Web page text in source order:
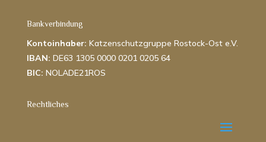
Bankverbindung
Kontoinhaber: Katzenschutzgruppe Rostock-Ost e.V.
IBAN: DE63 1305 0000 0201 0205 64
BIC: NOLADE21ROS
Rechtliches